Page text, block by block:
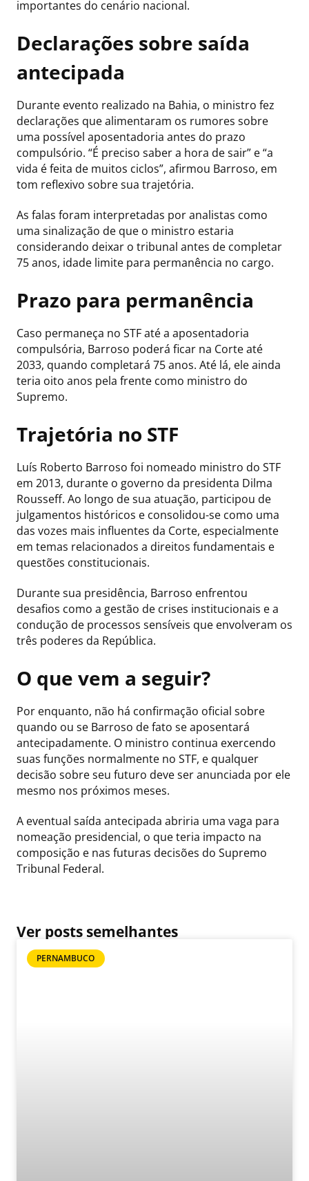
importantes do cenário nacional.
Declarações sobre saída
antecipada
Durante evento realizado na Bahia, o ministro fez
declarações que alimentaram os rumores sobre
uma possível aposentadoria antes do prazo
compulsório. “É preciso saber a hora de sair” e “a
vida é feita de muitos ciclos”, afirmou Barroso, em
tom reflexivo sobre sua trajetória.
As falas foram interpretadas por analistas como
uma sinalização de que o ministro estaria
considerando deixar o tribunal antes de completar
75 anos, idade limite para permanência no cargo.
Prazo para permanência
Caso permaneça no STF até a aposentadoria
compulsória, Barroso poderá ficar na Corte até
2033, quando completará 75 anos. Até lá, ele ainda
teria oito anos pela frente como ministro do
Supremo.
Trajetória no STF
Luís Roberto Barroso foi nomeado ministro do STF
em 2013, durante o governo da presidenta Dilma
Rousseff. Ao longo de sua atuação, participou de
julgamentos históricos e consolidou-se como uma
das vozes mais influentes da Corte, especialmente
em temas relacionados a direitos fundamentais e
questões constitucionais.
Durante sua presidência, Barroso enfrentou
desafios como a gestão de crises institucionais e a
condução de processos sensíveis que envolveram os
três poderes da República.
O que vem a seguir?
Por enquanto, não há confirmação oficial sobre
quando ou se Barroso de fato se aposentará
antecipadamente. O ministro continua exercendo
suas funções normalmente no STF, e qualquer
decisão sobre seu futuro deve ser anunciada por ele
mesmo nos próximos meses.
A eventual saída antecipada abriria uma vaga para
nomeação presidencial, o que teria impacto na
composição e nas futuras decisões do Supremo
Tribunal Federal.
Ver posts semelhantes
PERNAMBUCO